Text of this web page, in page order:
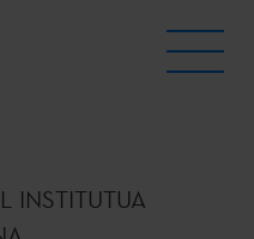
INSTITUTUA